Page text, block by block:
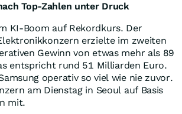
Top-Zahlen unter Druck
KI-Boom auf Rekordkurs. Der
erzielte im zweiten
Gewinn von etwas mehr als 89
entspricht rund 51 Milliarden Euro.
operativ so viel wie nie zuvor.
am Dienstag in Seoul auf Basis
mit.